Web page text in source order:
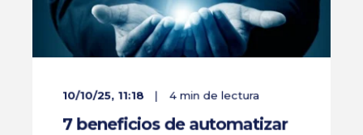
10/10/25, 11:18 4 min de lectura
7 beneficios de automatizar